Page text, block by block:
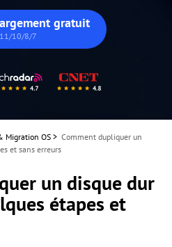
gratuit
10/8/7
Migration OS> Comment dupliquer un
et sans erreurs
un disque dur
étapes et